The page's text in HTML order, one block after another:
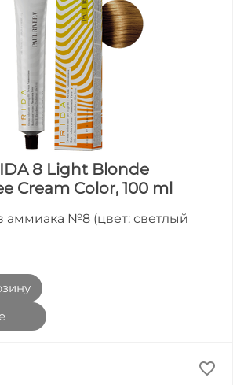
8 Light Blonde
Cream Color, 100 ml
аммиака №8 (цвет: светлый